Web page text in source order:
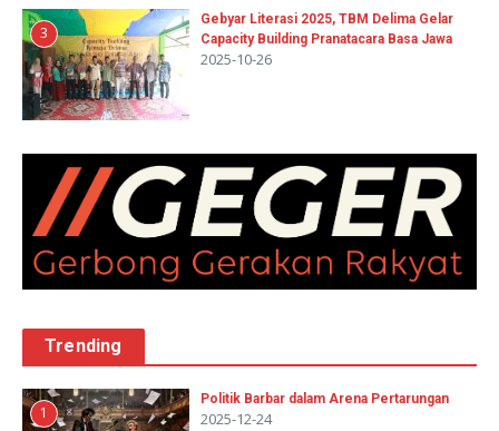
3
Gebyar Literasi 2025, TBM Delima Gelar
Capacity Building Pranatacara Basa Jawa
2025-10-26
Trending
1
Politik Barbar dalam Arena Pertarungan
2025-12-24